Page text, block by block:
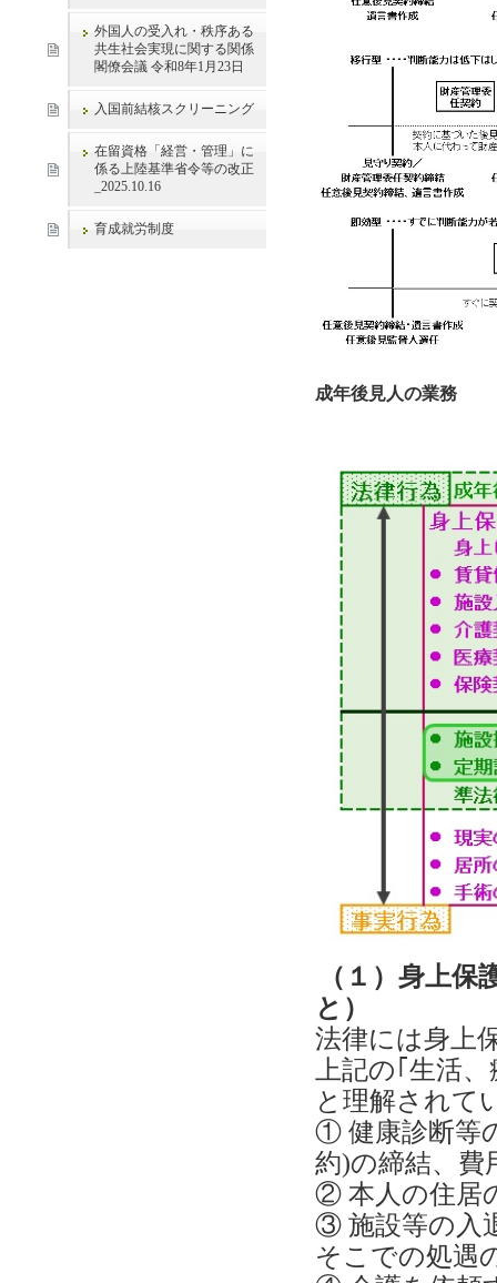
成年後見人の業務
（１）身上
と）
法律には身上
上記の｢生活
と理解されて
① 健康診断等
約)の締結、費
② 本人の住居
③ 施設等の入
そこでの処遇
外国人の受入れ・秩序ある
共生社会実現に関する関係
閣僚会議 令和8年1月23日
入国前結核スクリーニング
在留資格「経営・管理」に
係る上陸基準省令等の改正
_2025.10.16
育成就労制度